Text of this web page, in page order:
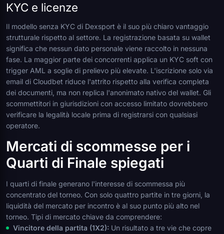
KYC e licenze
Il modello senza KYC di Dexsport è il suo più chiaro vantaggio
strutturale rispetto al settore. La registrazione basata su wallet
significa che nessun dato personale viene raccolto in nessuna
fase. La maggior parte dei concorrenti applica un KYC soft con
trigger AML a soglie di prelievo più elevate. L'iscrizione solo via
email di Cloudbet riduce l'attrito rispetto alla verifica completa
dei documenti, ma non replica l'anonimato nativo del wallet. Gli
scommettitori in giurisdizioni con accesso limitato dovrebbero
verificare la legalità locale prima di registrarsi con qualsiasi
operatore.
Mercati di scommesse per i
Quarti di Finale spiegati
I quarti di finale generano l'interesse di scommessa più
concentrato del torneo. Con solo quattro partite in tre giorni, la
liquidità del mercato per incontro è al suo punto più alto nel
torneo. Tipi di mercato chiave da comprendere:
Vincitore della partita (1X2): Un risultato a tre vie che copre